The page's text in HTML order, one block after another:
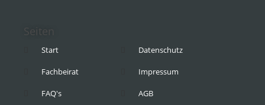
Seiten
Start
Fachbeirat
FAQ's
Datenschutz
Impressum
AGB